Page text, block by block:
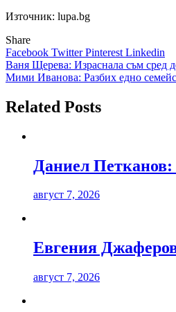
Източник: lupa.bg
Share
Facebook TwitterPinterest Linkedin
Навигация
Ваня Щерева: Израснала съм сред
Мими Иванова: Разбих едно
Related Posts
Даниел Петканов:
август 7, 2026
Евгения
август 7, 2026